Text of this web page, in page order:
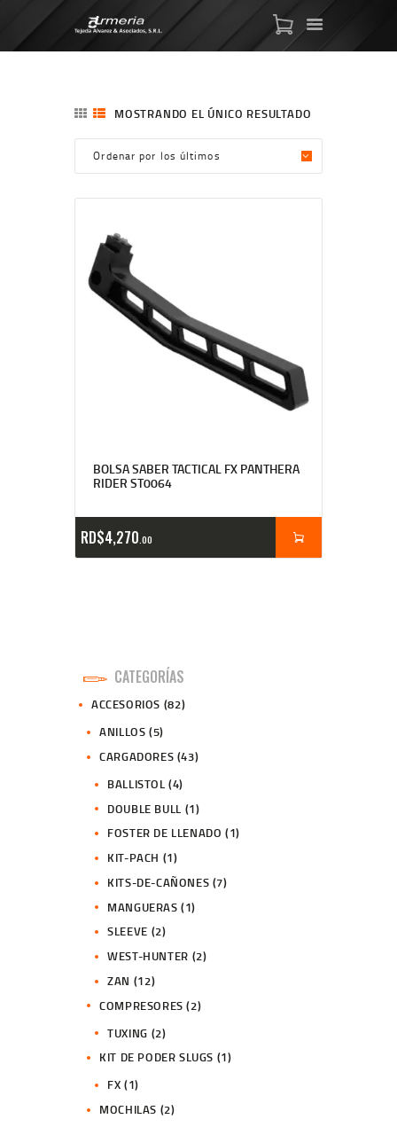
MIRAS
MUNICIONES
SABER TACTICAL
ACCESORIOS
MOSTRANDO EL ÚNICO RESULTADO
BOLSA SABER TACTICAL FX PANTHERA
RIDER ST0064
RD$4,270 00
CATEGORÍAS
ACCESORIOS (82)
ANILLOS (5)
CARGADORES (43)
BALLISTOL (4)
DOUBLE BULL (1)
FOSTER DE LLENADO (1)
KIT-PACH (1)
KITS-DE-CAÑONES (7)
MANGUERAS (1)
SLEEVE (2)
WEST-HUNTER (2)
ZAN (12)
COMPRESORES (2)
TUXING (2)
KIT DE PODER SLUGS (1)
FX (1)
MOCHILAS (2)